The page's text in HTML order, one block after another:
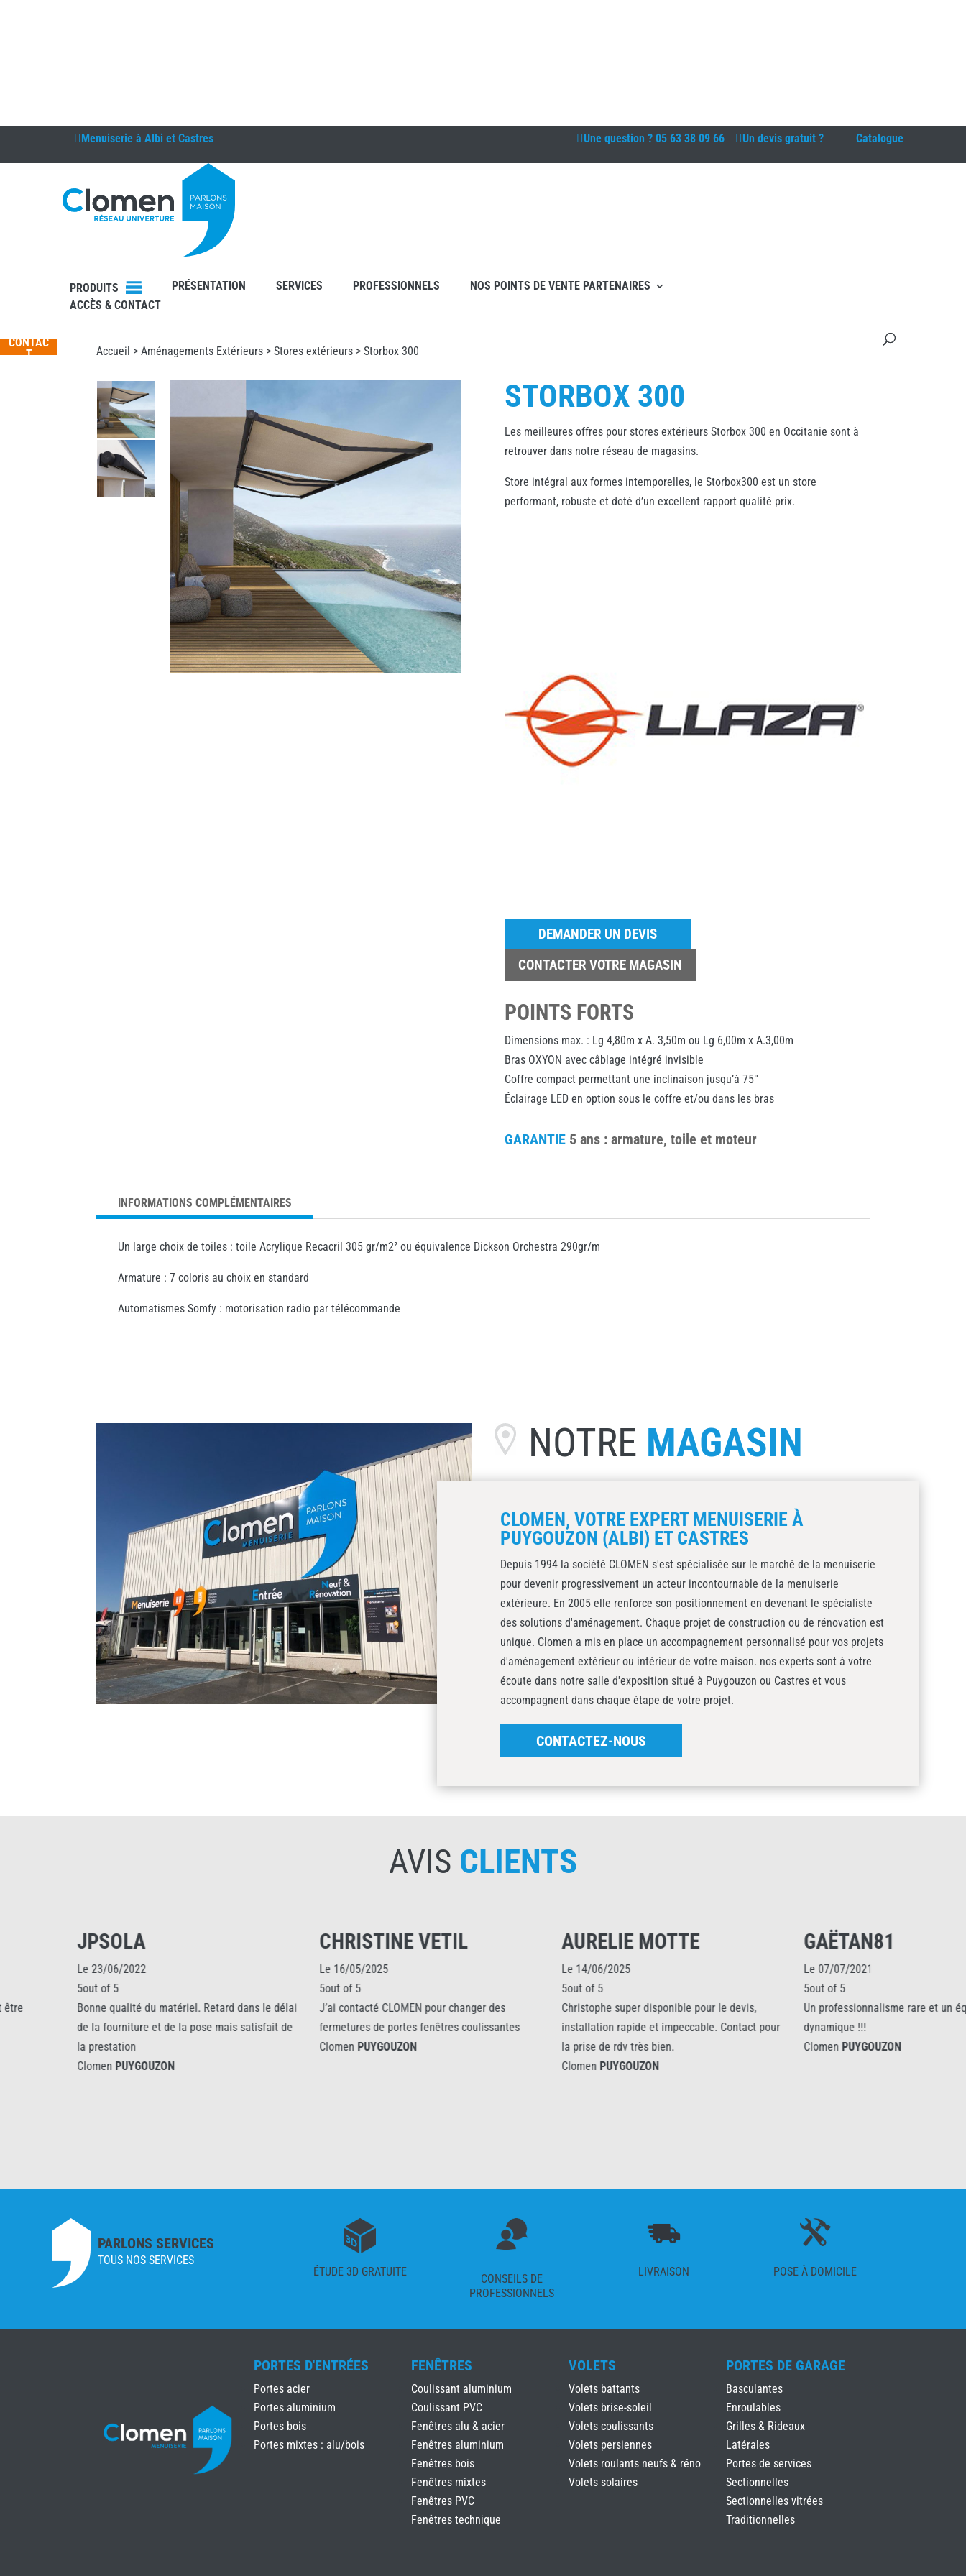
Menuiserie à Albi et Castres Une question ? 05 63 38 09 66 Un devis gratuit ? Catalogue
PRODUITS PRÉSENTATION SERVICES PROFESSIONNELS
NOS POINTS DE VENTE PARTENAIRES
ACCÈS & CONTACT
Accueil >Aménagements Extérieurs >Stores extérieurs > Storbox 300
STORBOX 300
Les meilleures offres pour stores extérieurs Storbox 300 en Occitanie sont à
retrouver dans notre réseau de magasins.
Store intégral aux formes intemporelles, le Storbox300 est un store
performant, robuste et doté d’un excellent rapport qualité prix.
DEMANDER UN DEVIS
CONTACTER VOTRE MAGASIN
POINTS FORTS
Dimensions max. : Lg 4,80m x A. 3,50m ou Lg 6,00m x A.3,00m
Bras OXYON avec câblage intégré invisible
Coffre compact permettant une inclinaison jusqu’à 75°
Éclairage LED en option sous le coffre et/ou dans les bras
GARANTIE 5 ans : armature, toile et moteur
INFORMATIONS COMPLÉMENTAIRES
Un large choix de toiles : toile Acrylique Recacril 305 gr/m2² ou équivalence Dickson Orchestra 290gr/m
Armature : 7 coloris au choix en standard
Automatismes Somfy : motorisation radio par télécommande
NOTRE MAGASIN
CLOMEN, VOTRE EXPERT MENUISERIE À
PUYGOUZON (ALBI) ET CASTRES
Depuis 1994 la société CLOMEN s'est spécialisée sur le marché de la menuiserie
pour devenir progressivement un acteur incontournable de la menuiserie
extérieure. En 2005 elle renforce son positionnement en devenant le spécialiste
des solutions d'aménagement. Chaque projet de construction ou de rénovation est
unique. Clomen a mis en place un accompagnement personnalisé pour vos projets
d'aménagement extérieur ou intérieur de votre maison. nos experts sont à votre
écoute dans notre salle d'exposition situé à Puygouzon ou Castres et vous
accompagnent dans chaque étape de votre projet.
CONTACTEZ-NOUS
AVIS CLIENTS
Bonne qualité du matériel. Retard dans le délai
de la fourniture et de la pose mais satisfait de
PUYGOUZON
CHRISTINE VETIL
J’ai contacté CLOMEN pour changer des
fermetures de portes fenêtres coulissantes
PUYGOUZON
AURELIE MOTTE
Christophe super disponible pour le devis,
installation rapide et impeccable. Contact pour
la prise de rdv très bien.
PUYGOUZON
GAËTAN81
Un professionnalisme rare et un équipe
dynamique !!!
PUYGOUZON
PARLONS SERVICES
TOUS NOS SERVICES
ÉTUDE 3D GRATUITE
CONSEILS DE
PROFESSIONNELS
LIVRAISON POSE À DOMICILE
PORTES D'ENTRÉES
Portes acier
Portes aluminium
Portes bois
Portes mixtes : alu/bois
FENÊTRES
Coulissant aluminium
Coulissant PVC
Fenêtres alu & acier
Fenêtres aluminium
Fenêtres bois
Fenêtres mixtes
Fenêtres PVC
Fenêtres technique
VOLETS
Volets battants
Volets brise-soleil
Volets coulissants
Volets persiennes
Volets roulants neufs & réno
Volets solaires
PORTES DE GARAGE
Basculantes
Enroulables
Grilles & Rideaux
Latérales
Portes de services
Sectionnelles
Sectionnelles vitrées
Traditionnelles
CONTAC
T